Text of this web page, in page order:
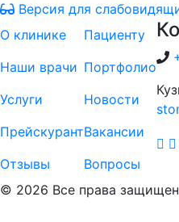
Версия для
О клинике
Наши врачи
Услуги
Прейскурант
Отзывы
Пациенту
Портфолио
Новости
Вакансии
Вопросы
© 2026 Все права